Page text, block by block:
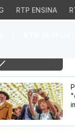
RTP ENSINA